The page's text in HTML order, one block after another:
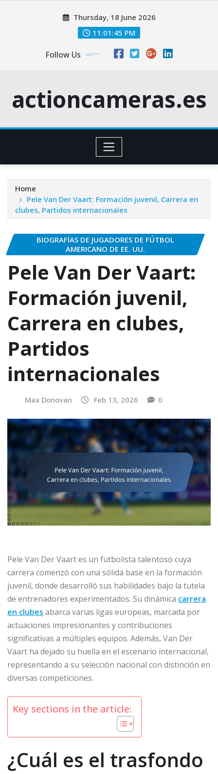
Thursday, 18 June 2026
11:01:46 PM
Follow Us
actioncameras.es
Home
Pele Van Der Vaart: Formación juvenil, Carrera en
clubes, Partidos internacionales
BIOGRAFÍAS DE JUGADORES DE FÚTBOL
AMERICANO DE EE. UU.
Pele Van Der Vaart:
Formación juvenil,
Carrera en clubes,
Partidos
internacionales
Max Donovan Feb 13, 2026 0
Pele Van Der Vaart es un futbolista talentoso cuya
carrera comenzó con una sólida base en la formación
juvenil, donde desarrolló sus habilidades bajo la tutela
de entrenadores experimentados. Su dinámica carrera
en clubes abarca varias ligas europeas, marcada por
actuaciones impresionantes y contribuciones
significativas a múltiples equipos. Además, Van Der
Vaart ha dejado su huella en el escenario internacional,
representando a su selección nacional con distinción en
diversas competiciones.
Key sections in the article:
¿Cuál es el trasfondo